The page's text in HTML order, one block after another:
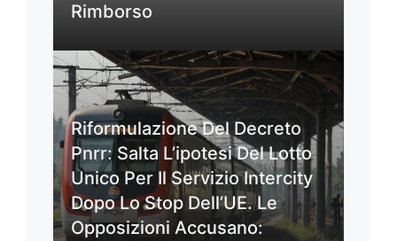
Rimborso
Riformulazione Del Decreto
Pnrr: Salta L’ipotesi Del Lotto
Unico Per Il Servizio Intercity
Dopo Lo Stop Dell’UE. Le
Opposizioni Accusano: